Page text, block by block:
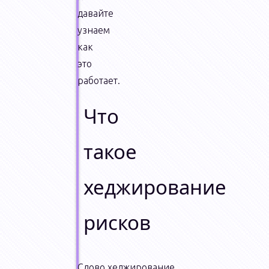
давайте
узнаем
как
это
работает.
Что
такое
хеджирование
рисков